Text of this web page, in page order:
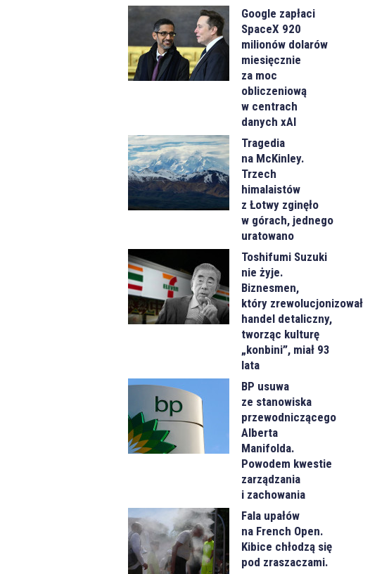
Google zapłaci
SpaceX 920
milionów dolarów
miesięcznie
za moc
obliczeniową
w centrach
danych xAI
Tragedia
na McKinley.
Trzech
himalaistów
z Łotwy zginęło
w górach, jednego
uratowano
Toshifumi Suzuki
nie żyje.
Biznesmen,
który zrewolucjonizował
handel detaliczny,
tworząc kulturę
„konbini”, miał 93
lata
BP usuwa
ze stanowiska
przewodniczącego
Alberta
Manifolda.
Powodem kwestie
zarządzania
i zachowania
Fala upałów
na French Open.
Kibice chłodzą się
pod zraszaczami.